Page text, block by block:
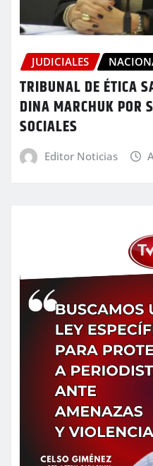
JUDICIALES
TRIBUNAL DE ÉTICA
DINA MARCHUK POR
SOCIALES
Editor Noticias